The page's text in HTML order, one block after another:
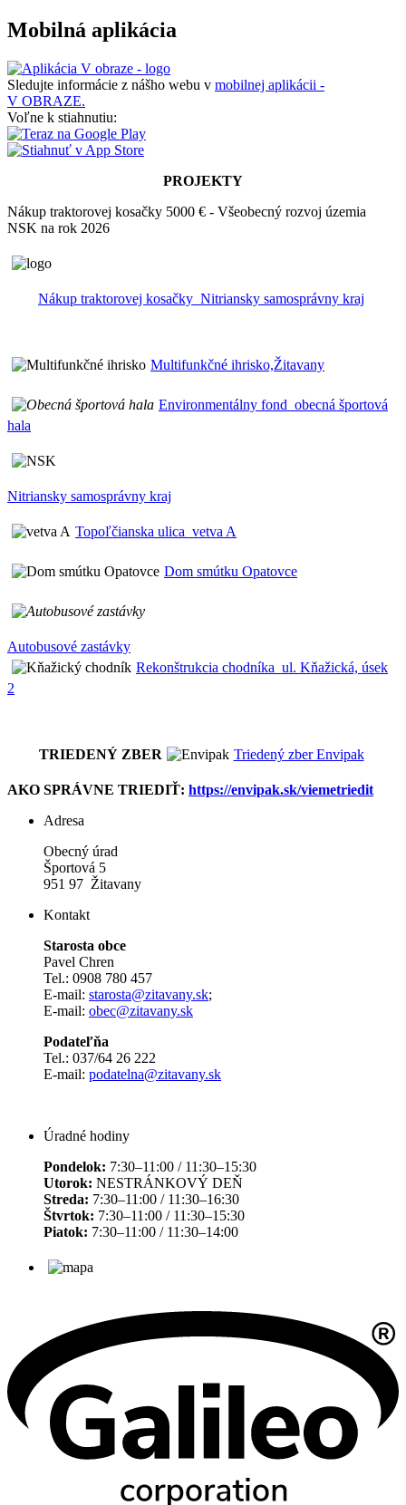
Mobilná aplikácia
Sledujte informácie z nášho webu v mobilnej aplikácii -
V OBRAZE.
Voľne k stiahnutiu:
PROJEKTY
Nákup traktorovej kosačky 5000 € - Všeobecný rozvoj územia
NSK na rok 2026
Nákup traktorovej kosačky_Nitriansky samosprávny kraj
Multifunkčné ihrisko,Žitavany
Environmentálny fond_obecná športová
hala
Nitriansky samosprávny kraj
Topoľčianska ulica_vetva A
Dom smútku Opatovce
Autobusové zastávky
Rekonštrukcia chodníka_ul. Kňažická, úsek
2
TRIEDENÝ ZBER Triedený zber Envipak
AKO SPRÁVNE TRIEDIŤ: https://envipak.sk/viemetriedit
Adresa
Obecný úrad
Športová 5
951 97 Žitavany
Kontakt
Starosta obce
Pavel Chren
Tel.: 0908 780 457
E-mail: starosta@zitavany.sk;
E-mail: obec@zitavany.sk
Podateľňa
Tel.: 037/64 26 222
E-mail: podatelna@zitavany.sk
Úradné hodiny
Pondelok: 7:30–11:00 / 11:30–15:30
Utorok: NESTRÁNKOVÝ DEŇ
Streda: 7:30–11:00 / 11:30–16:30
Štvrtok: 7:30–11:00 / 11:30–15:30
Piatok: 7:30–11:00 / 11:30–14:00